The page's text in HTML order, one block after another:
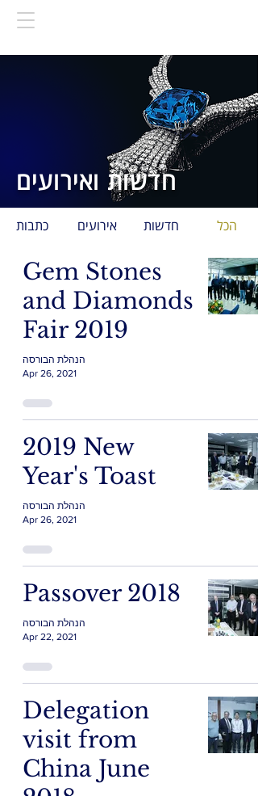
חדשות ואירועים
כתבות אירועים חדשות הכל
Gem Stones
and Diamonds
Fair 2019
הנהלת הבורסה
Apr 26, 2021
2019 New
Year's Toast
הנהלת הבורסה
Apr 26, 2021
Passover 2018
הנהלת הבורסה
Apr 22, 2021
Delegation
visit from
China June